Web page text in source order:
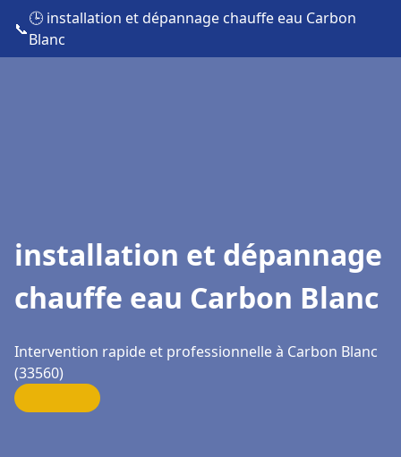
📞
🕒 installation et dépannage chauffe eau Carbon
Blanc
installation et dépannage
chauffe eau Carbon Blanc
Intervention rapide et professionnelle à Carbon Blanc
(33560)